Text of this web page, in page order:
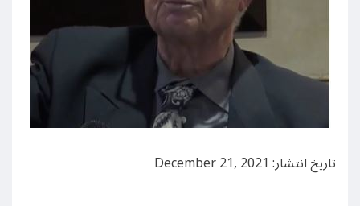
تاریخ انتشار: December 21, 2021